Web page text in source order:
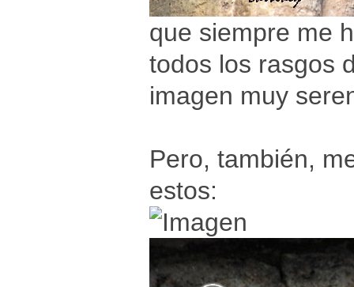
que siempre me
todos los rasgos
imagen muy
Pero, también,
estos: